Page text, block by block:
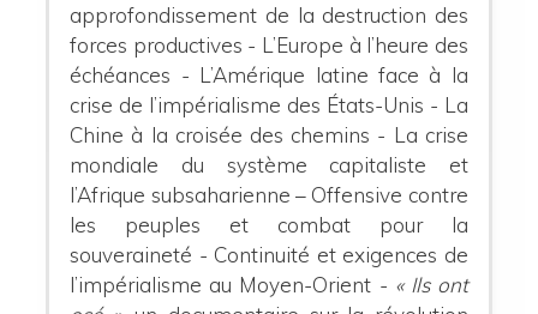
approfondissement de la destruction des
forces productives - L’Europe à l’heure des
échéances - L’Amérique latine face à la
crise de l’impérialisme des États-Unis - La
Chine à la croisée des chemins - La crise
mondiale du système capitaliste et
l’Afrique subsaharienne – Offensive contre
les peuples et combat pour la
souveraineté - Continuité et exigences de
l’impérialisme au Moyen-Orient - « Ils ont